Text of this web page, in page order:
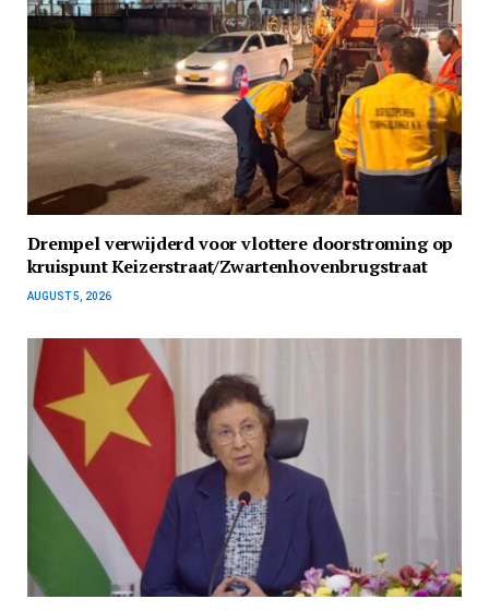
Drempel verwijderd voor vlottere doorstroming op
kruispunt Keizerstraat/Zwartenhovenbrugstraat
AUGUST 5, 2026